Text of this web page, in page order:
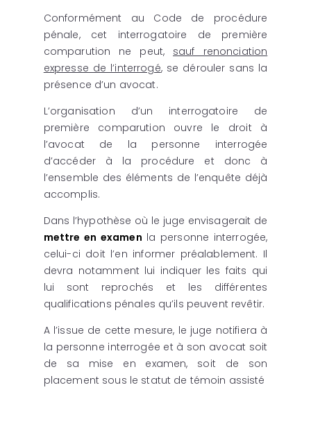
Conformément au Code de procédure
pénale, cet interrogatoire de première
comparution ne peut, sauf renonciation
expresse de l’interrogé, se dérouler sans la
présence d’un avocat.
L’organisation d’un interrogatoire de
première comparution ouvre le droit à
l’avocat de la personne interrogée
d’accéder à la procédure et donc à
l’ensemble des éléments de l’enquête déjà
accomplis.
Dans l’hypothèse où le juge envisagerait de
mettre en examen la personne interrogée,
celui-ci doit l’en informer préalablement. Il
devra notamment lui indiquer les faits qui
lui sont reprochés et les différentes
qualifications pénales qu’ils peuvent revêtir.
A l’issue de cette mesure, le juge notifiera à
la personne interrogée et à son avocat soit
de sa mise en examen, soit de son
placement sous le statut de témoin assisté